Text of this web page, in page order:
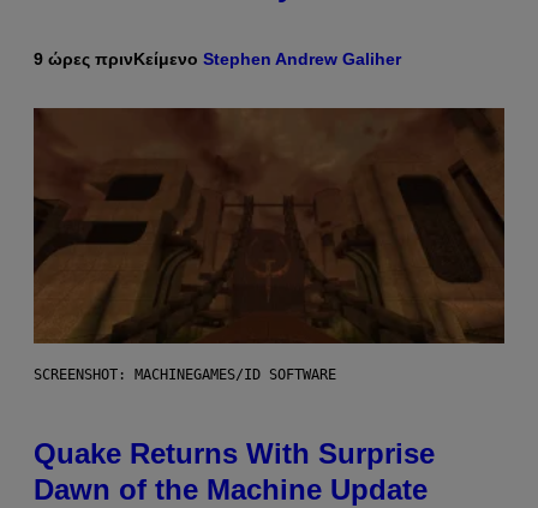
9 ώρες πρινΚείμενο Stephen Andrew Galiher
SCREENSHOT: MACHINEGAMES/ID SOFTWARE
Quake Returns With Surprise
Dawn of the Machine Update